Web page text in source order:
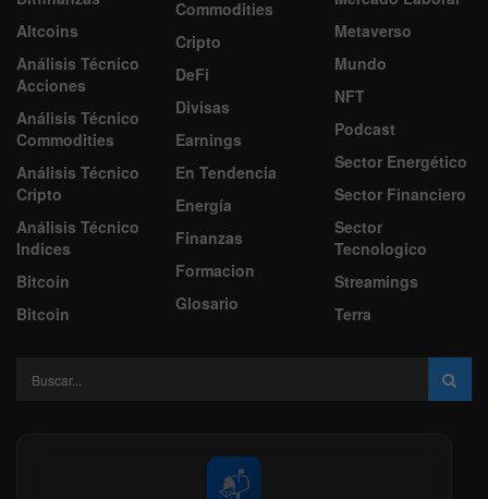
Altcoins
Análisis Técnico
Acciones
Análisis Técnico
Commodities
Análisis Técnico
Cripto
Análisis Técnico
Indices
Bitcoin
Bitcoin
Commodities
Cripto
DeFi
Divisas
Earnings
En Tendencia
Energía
Finanzas
Formacion
Glosario
Metaverso
Mundo
NFT
Podcast
Sector Energético
Sector Financiero
Sector
Tecnologico
Streamings
Terra
📬